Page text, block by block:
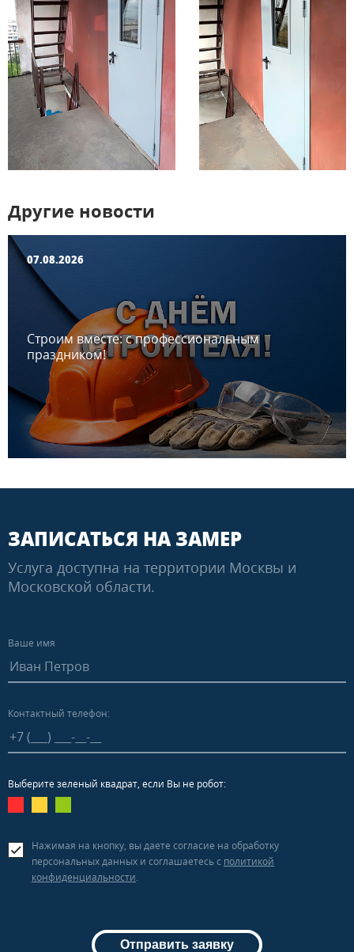
Другие новости
07.08.2026
Строим вместе: с профессиональным
праздником!
ЗАПИСАТЬСЯ НА ЗАМЕР
Услуга доступна на территории Москвы и
Московской области.
Ваше имя
Контактный телефон:
Выберите зеленый квадрат, если Вы не робот:
Нажимая на кнопку, вы даете согласие на обработку
персональных данных и соглашаетесь c политикой
конфиденциальности.
Отправить заявку